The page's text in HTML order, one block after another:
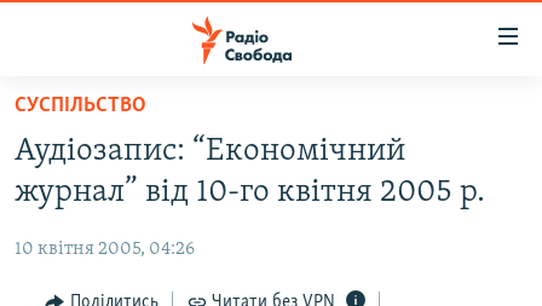
Перейти
основного
матеріалу
Перейти
до
РАДІО СВОБОДА – 70 РОКІВ
ВСЕ ЗА ДОБУ
СТАТТІ
ПОЛІТИКА
ВІЙНА
СУСПІЛЬСТВО
Аудіозапис: “Економічний
журнал” від 10-го квітня 2005 р.
10 квітня 2005, 04:26